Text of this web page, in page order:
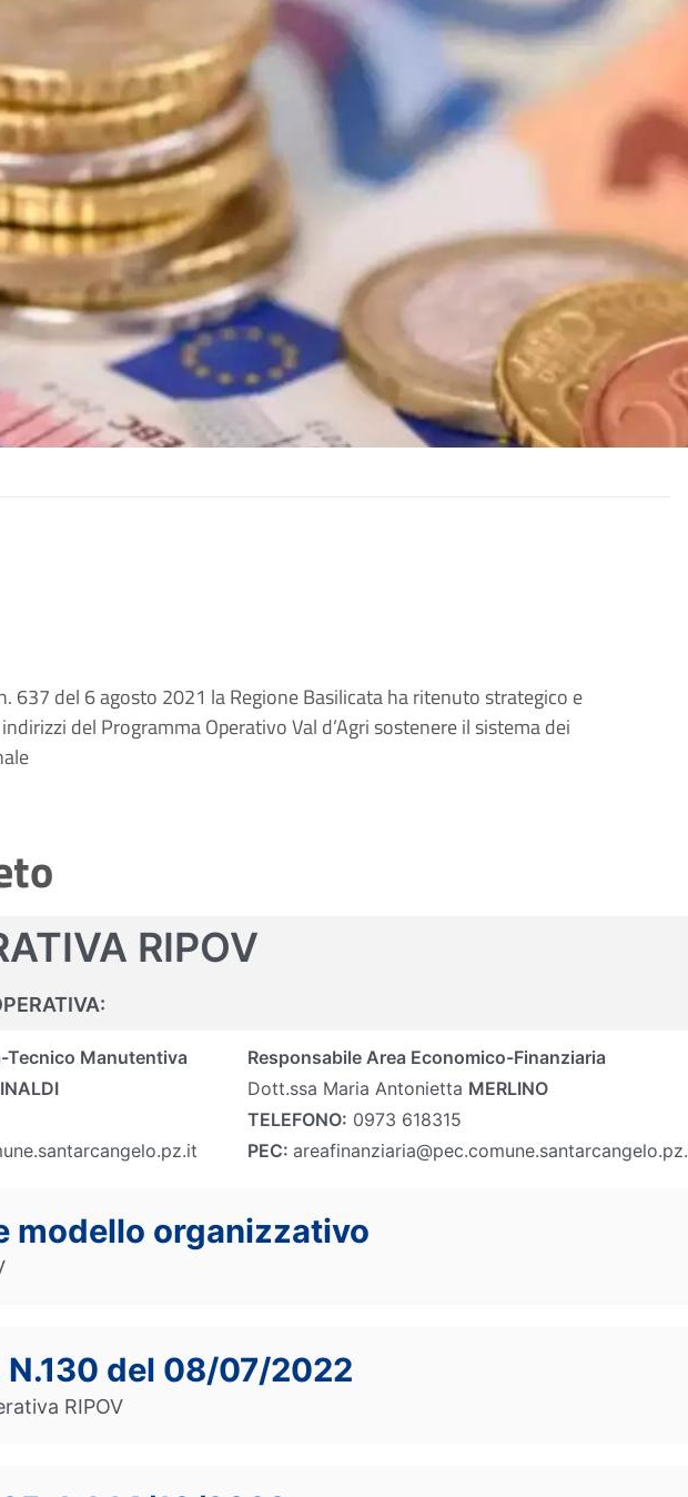
637 del 6 agosto 2021 la Regione Basilicata ha ritenuto strategico e
del Programma Operativo Val d’Agri sostenere il sistema dei
RIPOV
Tecnico Manutentiva
Responsabile Area Economico-Finanziaria
Dott.ssa Maria Antonietta MERLINO
TELEFONO: 0973 618315
PEC:
modello organizzativo
N.130 del 08/07/2022
RIPOV